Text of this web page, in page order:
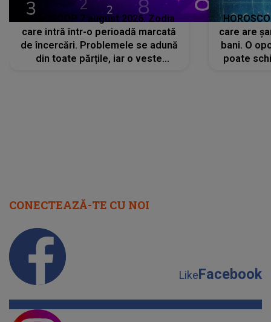
HOROSCOP 7 august 2026. Zodia
care intră într-o perioadă marcată
de încercări. Problemele se adună
din toate părțile, iar o veste
care are
bani. O
poate
CONECTEAZĂ-TE CU NOI
LikeFacebook